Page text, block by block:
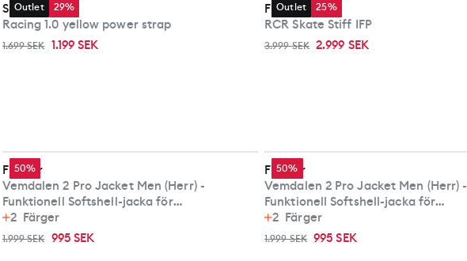
Outlet 29%
Skigo
Racing 1.0 yellow power strap
1.699 SEK 1.199 SEK
Outlet 25%
Fischer
RCR Skate Stiff IFP
3.999 SEK 2.999 SEK
50%
Fischer
Vemdalen 2 Pro Jacket Men (Herr) -
Funktionell Softshell-jacka för
Längdskidåkning
2 Färger
1.999 SEK 995 SEK
50%
Fischer
Vemdalen 2 Pro Jacket Men (Herr) -
Funktionell Softshell-jacka för
Längdskidåkning
2 Färger
1.999 SEK 995 SEK